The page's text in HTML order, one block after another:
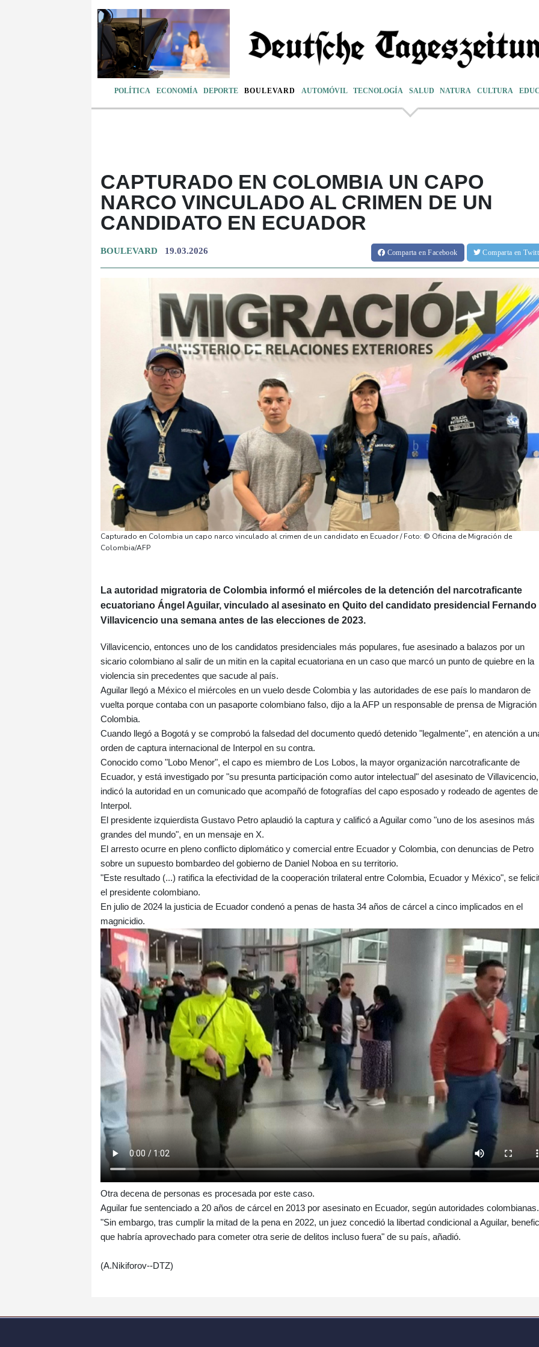
POLÍTICA ECONOMÍA DEPORTE BOULEVARD AUTOMÓVIL TECNOLOGÍA SALUD NATURA CULTURA
CAPTURADO EN COLOMBIA UN CAPO
NARCO VINCULADO AL CRIMEN DE UN
CANDIDATO EN ECUADOR
BOULEVARD 19.03.2026 Compartaen Facebook Comparta en
Capturado en Colombia un capo narco vinculado al crimen de un candidato en Ecuador / Foto: © Oficina de Migración de
Colombia/AFP
La autoridad migratoria de Colombia informó el miércoles de la detención del narcotraficante
ecuatoriano Ángel Aguilar, vinculado al asesinato en Quito del candidato presidencial Fernando
Villavicencio una semana antes de las elecciones de 2023.
Villavicencio, entonces uno de los candidatos presidenciales más populares, fue asesinado a balazos por un
sicario colombiano al salir de un mitin en la capital ecuatoriana en un caso que marcó un punto de quiebre en la
violencia sin precedentes que sacude al país.
Aguilar llegó a México el miércoles en un vuelo desde Colombia y las autoridades de ese país lo mandaron de
vuelta porque contaba con un pasaporte colombiano falso, dijo a la AFP un responsable de prensa de Migración
Colombia.
Cuando llegó a Bogotá y se comprobó la falsedad del documento quedó detenido "legalmente", en atención a
orden de captura internacional de Interpol en su contra.
Conocido como "Lobo Menor", el capo es miembro de Los Lobos, la mayor organización narcotraficante de
Ecuador, y está investigado por "su presunta participación como autor intelectual" del asesinato de Villavicencio,
indicó la autoridad en un comunicado que acompañó de fotografías del capo esposado y rodeado de agentes de
Interpol.
El presidente izquierdista Gustavo Petro aplaudió la captura y calificó a Aguilar como "uno de los asesinos más
grandes del mundo", en un mensaje en X.
El arresto ocurre en pleno conflicto diplomático y comercial entre Ecuador y Colombia, con denuncias de Petro
sobre un supuesto bombardeo del gobierno de Daniel Noboa en su territorio.
"Este resultado (...) ratifica la efectividad de la cooperación trilateral entre Colombia, Ecuador y México", se
el presidente colombiano.
En julio de 2024 la justicia de Ecuador condenó a penas de hasta 34 años de cárcel a cinco implicados en el
magnicidio.
Otra decena de personas es procesada por este caso.
Aguilar fue sentenciado a 20 años de cárcel en 2013 por asesinato en Ecuador, según autoridades colombianas.
"Sin embargo, tras cumplir la mitad de la pena en 2022, un juez concedió la libertad condicional a Aguilar,
que habría aprovechado para cometer otra serie de delitos incluso fuera" de su país, añadió.
(A.Nikiforov--DTZ)